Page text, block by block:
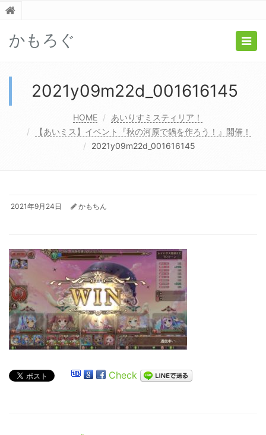
かもろぐ
2021y09m22d_001616145
HOME
あいりすミスティリア！
【あいミス】イベント『秋の河原で鍋を作ろう！』開催！
2021y09m22d_001616145
2021年9月24日 かもちん
Check